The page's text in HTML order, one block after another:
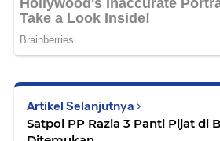
Artikel Selanjutnya
Satpol PP Razia 3 Panti Pijat di